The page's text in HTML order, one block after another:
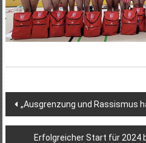
Beitragsnavigation
„Ausgrenzung und Rassismus
Erfolgreicher Start für 2024